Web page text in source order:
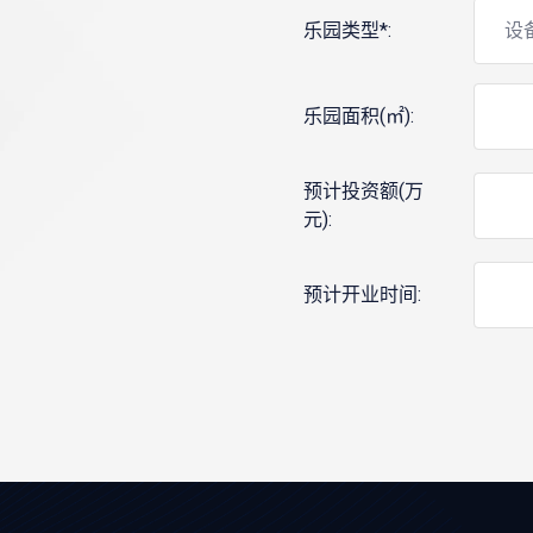
乐园类型*:
乐园面积(㎡):
预计投资额(万
元):
预计开业时间: